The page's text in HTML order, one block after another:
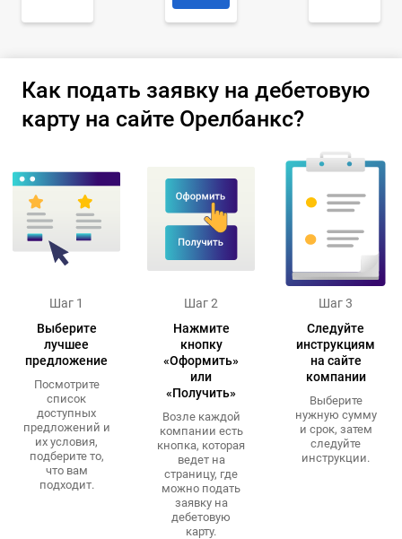
Как подать заявку на дебетовую
карту на сайте Орелбанкс?
Шаг 1
Выберите
лучшее
предложение
Посмотрите
список
доступных
предложений и
их условия,
подберите то,
что вам
подходит.
Шаг 2
Нажмите
кнопку
«Оформить»
или
«Получить»
Возле каждой
компании есть
кнопка, которая
ведет на
страницу, где
можно подать
заявку на
дебетовую
карту.
Шаг 3
Следуйте
инструкциям
на сайте
компании
Выберите
нужную сумму
и срок, затем
следуйте
инструкции.